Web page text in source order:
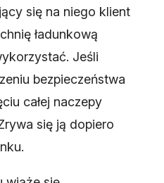
się na niego klient
ładunkową
Jeśli
bezpieczeństwa
całej naczepy
się ją dopiero